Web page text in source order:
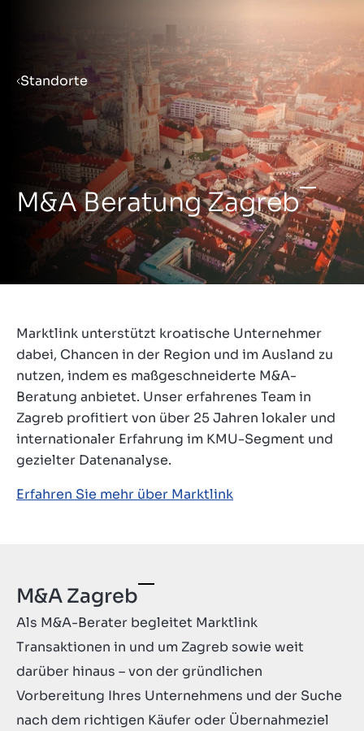
Menu
Verkaufsvorbereitung
Unternehmen verkaufen
Unternehmen kaufen
Insights
Über uns
Kontakt
DE
Standorte
M&A Beratung Zagreb
Marktlink unterstützt kroatische Unternehmer
dabei, Chancen in der Region und im Ausland zu
nutzen, indem es maßgeschneiderte M&A-
Beratung anbietet. Unser erfahrenes Team in
Zagreb profitiert von über 25 Jahren lokaler und
internationaler Erfahrung im KMU-Segment und
gezielter Datenanalyse.
Erfahren Sie mehr über Marktlink
M&A Zagreb
Als M&A-Berater begleitet Marktlink
Transaktionen in und um Zagreb sowie weit
darüber hinaus – von der gründlichen
Vorbereitung Ihres Unternehmens und der Suche
nach dem richtigen Käufer oder Übernahmeziel